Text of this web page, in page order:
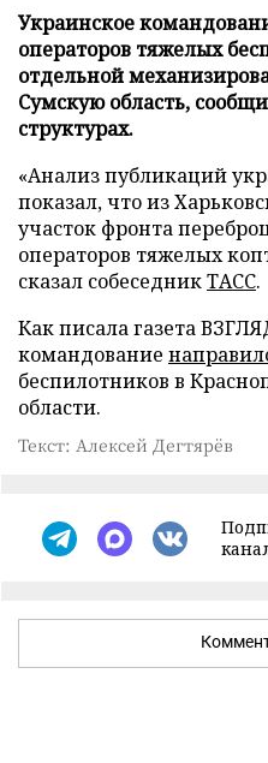
Украинское
операторов тяжелых
отдельной
Сумскую область,
структурах.
«Анализ публикаций
показал, что из
участок фронта
операторов тяжелых
сказал собеседникТАСС.
Как писала газета
командование
беспилотников в
области.
Текст: Алексей Дегтярёв